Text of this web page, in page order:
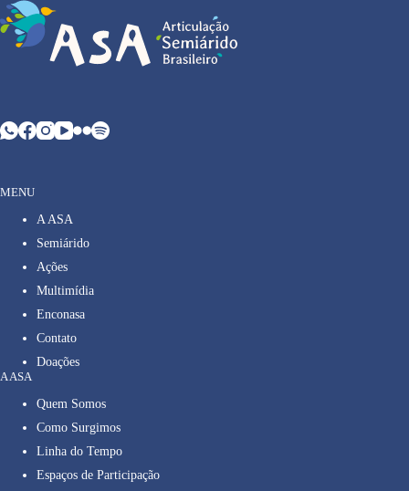
MENU
A ASA
Semiárido
Ações
Multimídia
Enconasa
Contato
Doações
A ASA
Quem Somos
Como Surgimos
Linha do Tempo
Espaços de Participação